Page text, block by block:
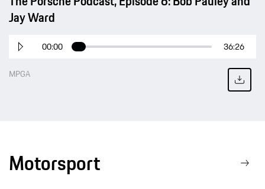
Jay Ward
00:00 36:26
MPGA
Motorsport